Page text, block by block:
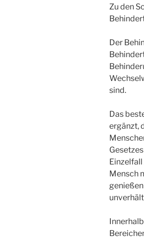
Zu den
Der
sind.
Das
ergänzt,
Mensch